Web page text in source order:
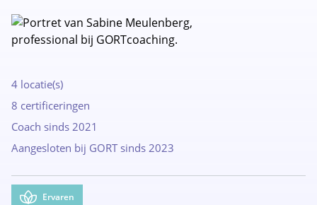
4 locatie(s)
8 certificeringen
Coach sinds 2021
Aangesloten bij GORT sinds 2023
Ervaren